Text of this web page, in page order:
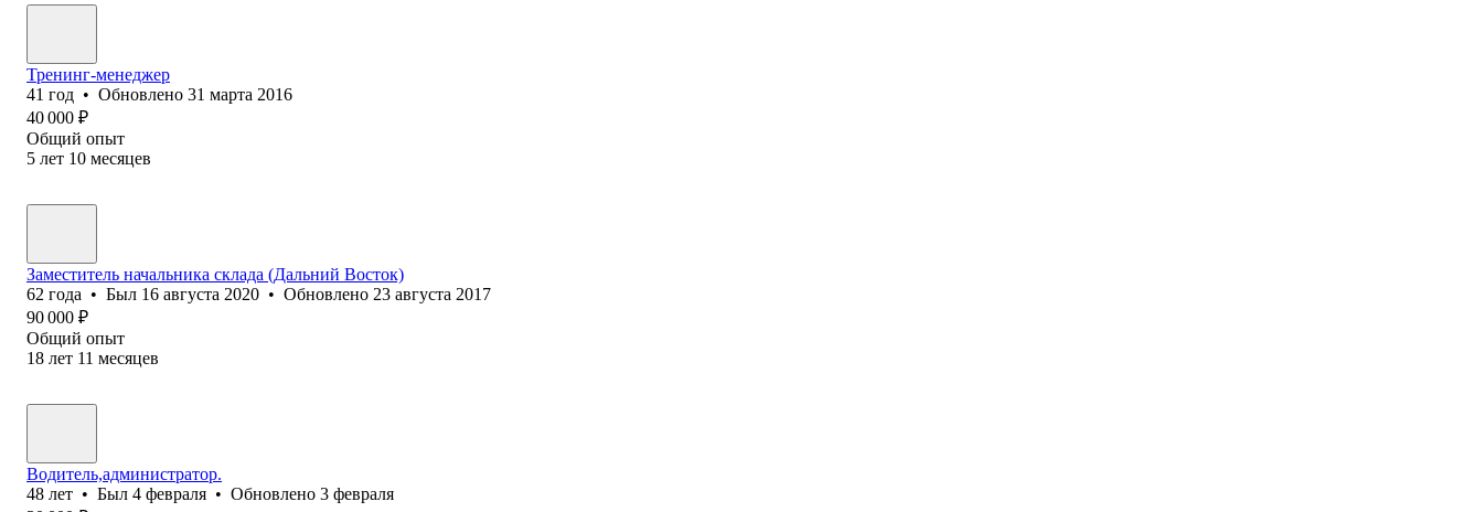
Тренинг-менеджер
41 год • Обновлено 31 марта 2016
40 000 ₽
Общий опыт
5 лет 10 месяцев
Заместитель начальника ⁢склада (Дальний Восток)
62 года • Был 16 августа 2020 • Обновлено 23 августа 2017
90 000 ₽
Общий опыт
18 лет 11 месяцев
Водитель,администратор.
48 лет • Был 4 февраля • Обновлено 3 февраля